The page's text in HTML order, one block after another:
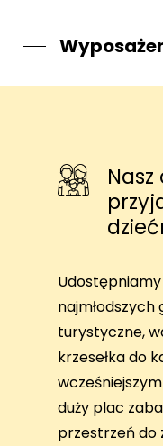
najmłodszych
turystyczne,
krzesełka do
duży plac
przestrzeń do